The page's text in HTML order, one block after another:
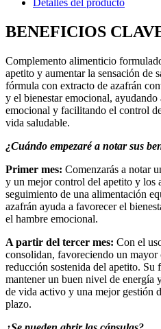
Detalles del producto
BENEFICIOS
Complemento alimenticio
apetito y aumentar la sensación de
fórmula con extracto de azafrán
y el bienestar emocional,
emocional y facilitando el control
vida saludable.
¿Cuándo empezaré a notar sus
Primer mes: Comenzarás a notar
y un mejor control del apetito y los
seguimiento de una alimentación
azafrán ayuda a favorecer el
el hambre emocional.
A partir del tercer mes: Con el
consolidan, favoreciendo un mayor
reducción sostenida del apetito. Su
mantener un buen nivel de energía
de vida activo y una mejor gestión
plazo.